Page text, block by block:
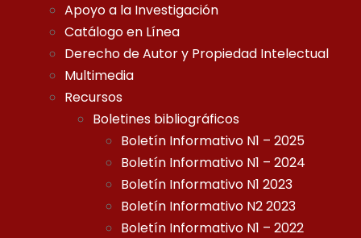
Apoyo a la Investigación
Catálogo en Línea
Derecho de Autor y Propiedad Intelectual
Multimedia
Recursos
Boletines bibliográficos
Boletín Informativo N1 – 2025
Boletín Informativo N1 – 2024
Boletín Informativo N1 2023
Boletín Informativo N2 2023
Boletín Informativo N1 – 2022